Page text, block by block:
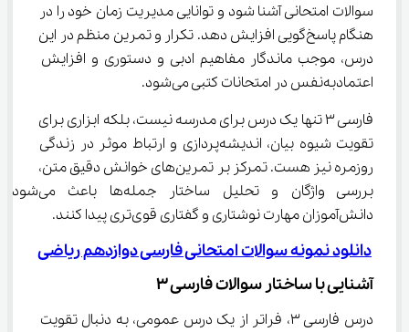
سوالات امتحانی آشنا شود و توانایی مدیریت زمان خود را در
هنگام پاسخ‌گویی افزایش دهد. تکرار و تمرین منظم در این
درس، موجب ماندگار مفاهیم ادبی و دستوری و افزایش
اعتمادبه‌نفس در امتحانات کتبی می‌شود.
فارسی ۳ تنها یک درس برای مدرسه نیست، بلکه ابزاری برای
تقویت شیوه بیان، اندیشه‌پردازی و ارتباط موثر در زندگی
روزمره نیز هست. تمرکز بر تمرین‌های خوانش دقیق متن،
بررسی واژگان و تحلیل ساختار جمله‌ها باعث می‌شود
دانش‌آموزان مهارت نوشتاری و گفتاری قوی‌تری پیدا کنند.
دانلود نمونه سوالات امتحانی فارسی دوازدهم ریاضی
آشنایی با ساختار سوالات فارسی ۳
درس فارسی ۳، فراتر از یک درس عمومی، به دنبال تقویت